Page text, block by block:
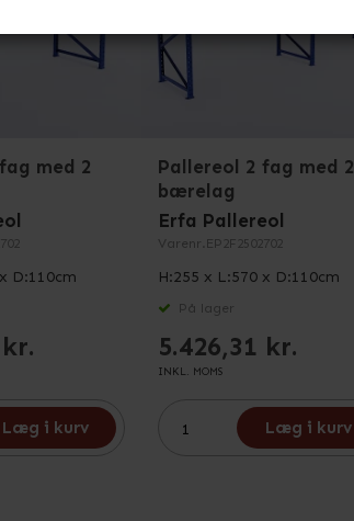
med 2
D:110cm
Læg i kurv
Pallereol 2 fag med 2
bærelag
Erfa Pallereol
Varenr. EP2F2502702
H:255 x L:570 x D:110cm
På lager
5.426,31 kr.
INKL. MOMS
Læg i kurv